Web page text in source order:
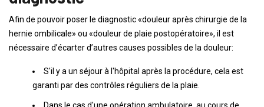
Afin de pouvoir poser le diagnostic «douleur après chirurgie de la
hernie ombilicale» ou «douleur de plaie postopératoire», il est
nécessaire d’écarter d’autres causes possibles de la douleur:
S'il y a un séjour à l'hôpital après la procédure, cela est
garanti par des contrôles réguliers de la plaie.